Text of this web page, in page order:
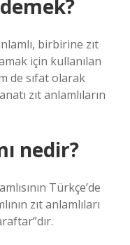
birbirine zıt
için kullanılan
de sıfat olarak
zıt anlamlıların
nedir?
Türkçe’de
zıt anlamlıları